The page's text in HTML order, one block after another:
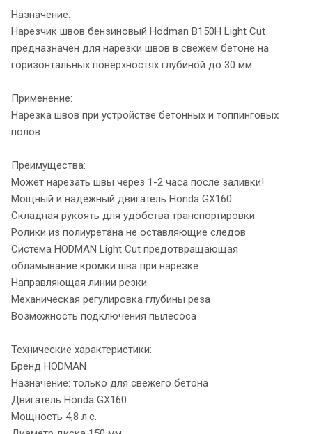
Назначение:
Нарезчик швов бензиновый Hodman B150H Light Cut
предназначен для нарезки швов в свежем бетоне на
горизонтальных поверхностях глубиной до 30 мм.
Применение:
Нарезка швов при устройстве бетонных и топпинговых
полов
Преимущества:
Может нарезать швы через 1-2 часа после заливки!
Мощный и надежный двигатель Honda GX160
Складная рукоять для удобства транспортировки
Ролики из полиуретана не оставляющие следов
Система HODMAN Light Cut предотвращающая
обламывание кромки шва при нарезке
Направляющая линии резки
Механическая регулировка глубины реза
Возможность подключения пылесоса
Технические характеристики:
Бренд HODMAN
Назначение: только для свежего бетона
Двигатель Honda GX160
Мощность 4,8 л.с.